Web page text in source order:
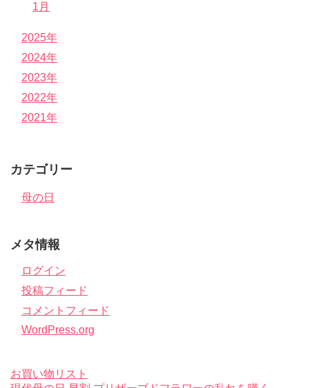
1月
2025年
2024年
2023年
2022年
2021年
カテゴリー
母の日
メタ情報
ログイン
投稿フィード
コメントフィード
WordPress.org
お買い物リスト